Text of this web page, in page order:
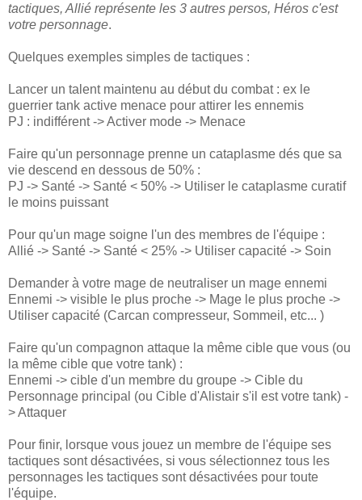
tactiques, Allié représente les 3 autres persos, Héros c'est
votre personnage.
Quelques exemples simples de tactiques :
Lancer un talent maintenu au début du combat : ex le
guerrier tank active menace pour attirer les ennemis
PJ : indifférent -> Activer mode -> Menace
Faire qu'un personnage prenne un cataplasme dés que sa
vie descend en dessous de 50% :
PJ -> Santé -> Santé < 50% -> Utiliser le cataplasme curatif
le moins puissant
Pour qu'un mage soigne l'un des membres de l'équipe :
Allié -> Santé -> Santé < 25% -> Utiliser capacité -> Soin
Demander à votre mage de neutraliser un mage ennemi
Ennemi -> visible le plus proche -> Mage le plus proche ->
Utiliser capacité (Carcan compresseur, Sommeil, etc... )
Faire qu'un compagnon attaque la même cible que vous (ou
la même cible que votre tank) :
Ennemi -> cible d'un membre du groupe -> Cible du
Personnage principal (ou Cible d'Alistair s'il est votre tank) -
> Attaquer
Pour finir, lorsque vous jouez un membre de l'équipe ses
tactiques sont désactivées, si vous sélectionnez tous les
personnages les tactiques sont désactivées pour toute
l'équipe.